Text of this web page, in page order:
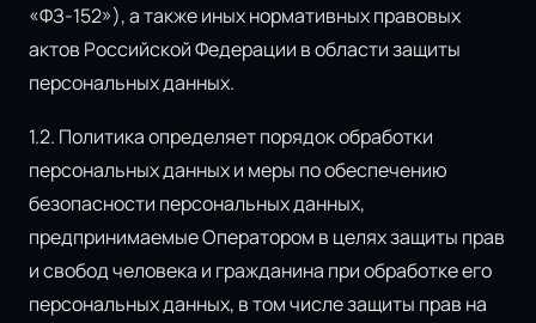
«ФЗ-152»), а также иных нормативных правовых
актов Российской Федерации в области защиты
персональных данных.
1.2. Политика определяет порядок обработки
персональных данных и меры по обеспечению
безопасности персональных данных,
предпринимаемые Оператором в целях защиты прав
и свобод человека и гражданина при обработке его
персональных данных, в том числе защиты прав на